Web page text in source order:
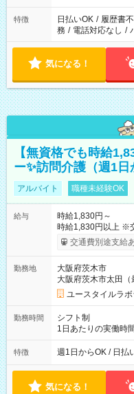
特徴 日払いOK / 履歴書
務 / 電話対応なし /
気になる！
【無資格でも時給
ー✨訪問介護（週1
アルバイト 職種未経験OK
給与
時給1,830円～
時給1,830円以上 ※
考慮して決定します 【収入例】 週1回勤務の場合：1,830円×8時
間×4回=5万8,560円 週3回勤務の場合：1,830円×8時間×12回
月 ※ 雇用形態と給
用形態：本採用時と
交通費別途支給
勤務地
大阪府茨木市
大阪府茨木市太田（
ユースタイルラ
勤務時間
シフト制
1日あたりの実働時
00 ※週1日～OK ／ 夜勤専従 ＊＊ 勤務時間例 ＊＊ ■22時か
ら翌7時 ■23時から翌8
ます。 ※曜日固定
特徴 週1日からOK / 日払
気になる！